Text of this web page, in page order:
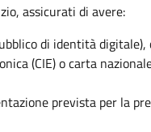
assicurati di avere:
di identità digitale),
(CIE) o carta
prevista per la